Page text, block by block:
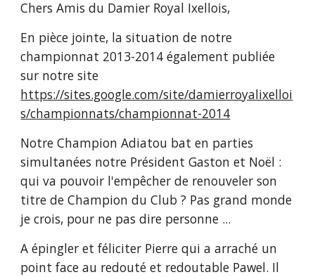
Chers Amis du Damier Royal Ixellois,
En pièce jointe, la situation de notre
championnat 2013-2014 également publiée
https://sites.google.com/site/damierroyalixelloi
s/championnats/championnat-2014
Notre Champion Adiatou bat en parties
simultanées notre Président Gaston et Noël :
qui va pouvoir l'empêcher de renouveler son
titre de Champion du Club ? Pas grand monde
je crois, pour ne pas dire personne ...
A épingler et féliciter Pierre qui a arraché un
point face au redouté et redoutable Pawel. Il